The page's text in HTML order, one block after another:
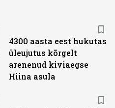
4300 aasta eest hukutas
üleujutus kõrgelt
arenenud kiviaegse
Hiina asula